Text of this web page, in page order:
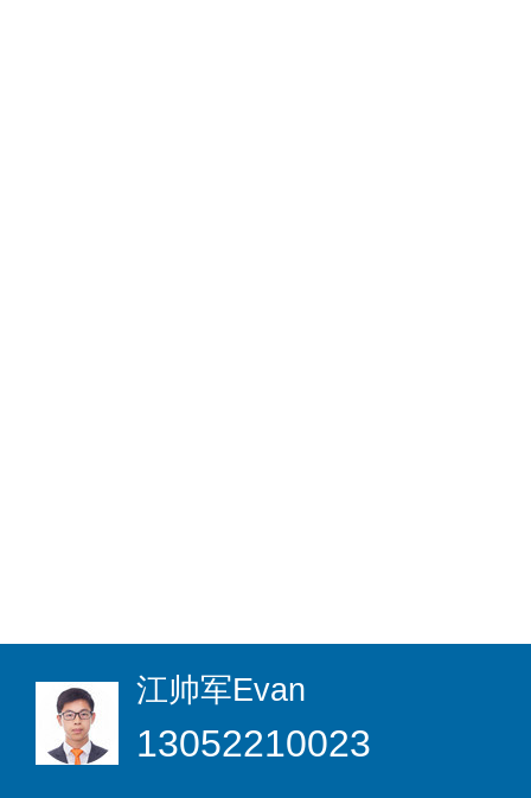
江帅军Evan
13052210023